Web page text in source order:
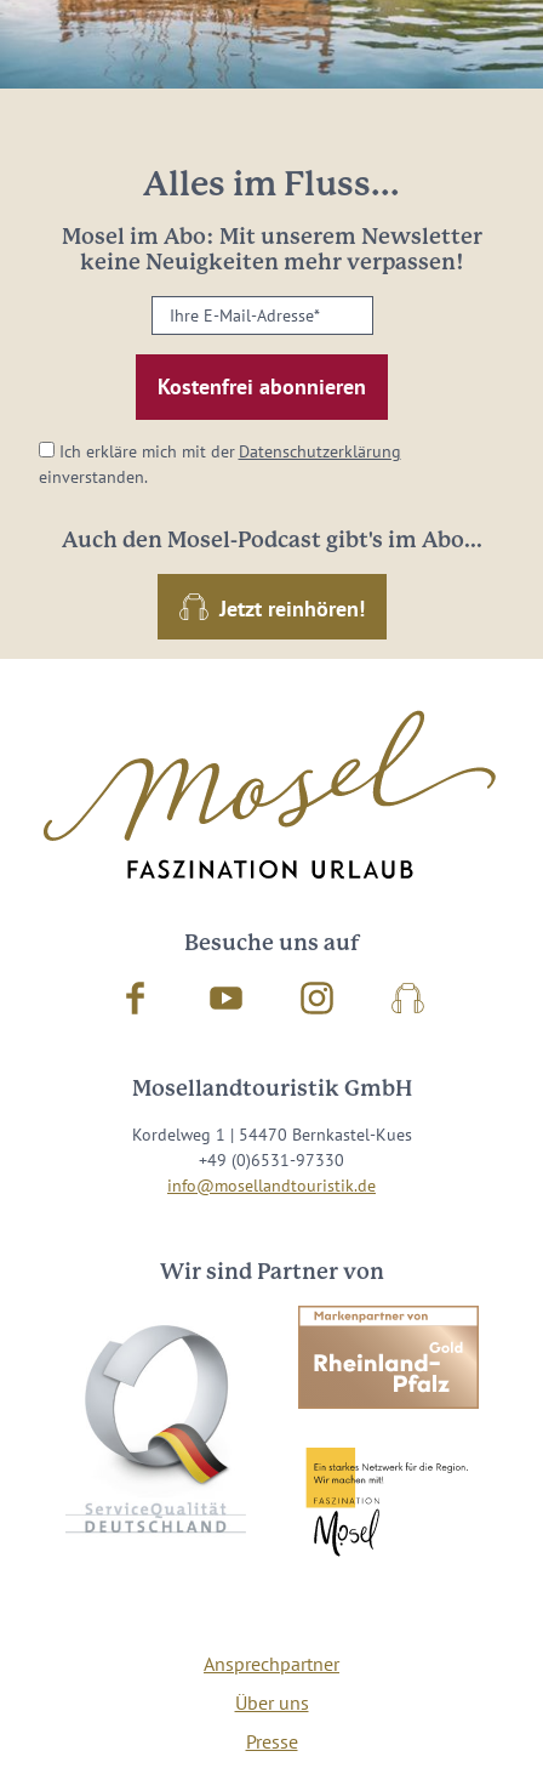
Alles im Fluss...
Mosel im Abo: Mit unserem Newsletter
keine Neuigkeiten mehr verpassen!
Ihre
E-
Mail-
Adresse:
Ich erkläre mich mit der Datenschutzerklärung
einverstanden.
Auch den Mosel-Podcast gibt's im Abo...
Jetzt reinhören!
Besuche uns auf
Facebook Youtube InstagramPodcast
Mosellandtouristik GmbH
Kordelweg 1 | 54470 Bernkastel-Kues
+49 (0)6531-97330
info@mosellandtouristik.de
Wir sind Partner von
Ansprechpartner
Über uns
Presse